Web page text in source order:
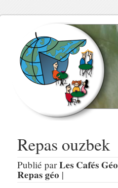
Repas ouzbek
Publié parLes Cafés Géo
Repas géo |